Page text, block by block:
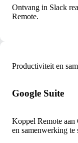
Ontvang in Slack
Remote.
Productiviteit en
Google Suite
Koppel Remote aan
en samenwerking te